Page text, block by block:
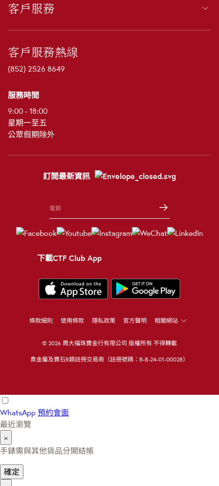
客戶服務
客戶服務熱線
(852) 2526 8649
服務時間
9:00 - 18:00
星期一至五
公眾假期除外
訂閲最新資訊
下載CTF Club App
條款細則 使用條款 隱私政策 官方聲明 相關網站
© 2026 周大福珠寶金行有限公司 版權所有 不得轉載
貴金屬及寶石B類註冊交易商（註冊號碼：B-B-24-01-00028）
WhatsApp 預約會面
最近瀏覽
×
手錶需與其他貨品分開結帳
確定